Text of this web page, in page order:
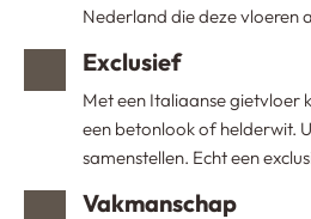
Nederland die deze vloeren
Exclusief
Met een Italiaanse gietvloer
een betonlook of helderwit.
samenstellen. Echt een
Vakmanschap